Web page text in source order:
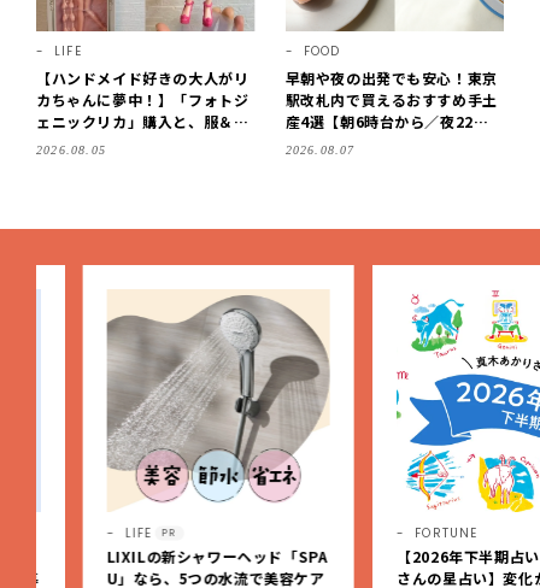
LIFE
【ハンドメイド好きの大人がリ
カちゃんに夢中！】「フォトジ
ェニックリカ」購入と、服＆ク
ローゼットの手づくり実例をご
2026.08.05
FOOD
早朝や夜の出発でも安心！東京
駅改札内で買えるおすすめ手土
産4選【朝6時台から／夜22時
まで営業】
2026.08.07
PR
LIXILの新シャワーヘッド「SPA
U」なら、5つの水流で美容ケア
FORTUNE
【2026年下半期占い 真木
さんの星占い】変化から定